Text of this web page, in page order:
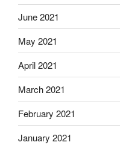
June 2021
May 2021
April 2021
March 2021
February 2021
January 2021